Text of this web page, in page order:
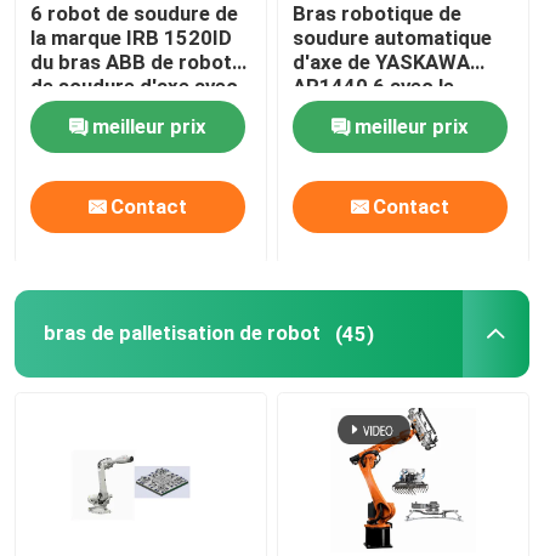
Produits
Vidéos
À propos de nous
Contrôle de la qualité
6 robot de soudure de
la marque IRB 1520ID
du bras ABB de robot
de soudure d'axe avec
la puissance de
soudure et le
positionneur de
Megmeet
meilleur prix
Contact
Bras robotique de
soudure automatique
d'axe de YASKAWA
AR1440 6 avec le
contrôleur Arc Welding
Robot du robot
YRC1000
meilleur prix
Contact
bras de palletisation de robot (45)